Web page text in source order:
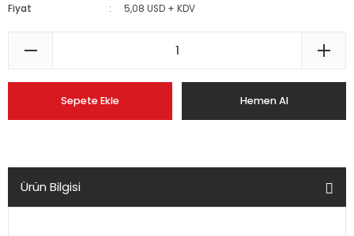
Fiyat
5,08 USD + KDV
Sepete Ekle Hemen Al
Ürün Bilgisi